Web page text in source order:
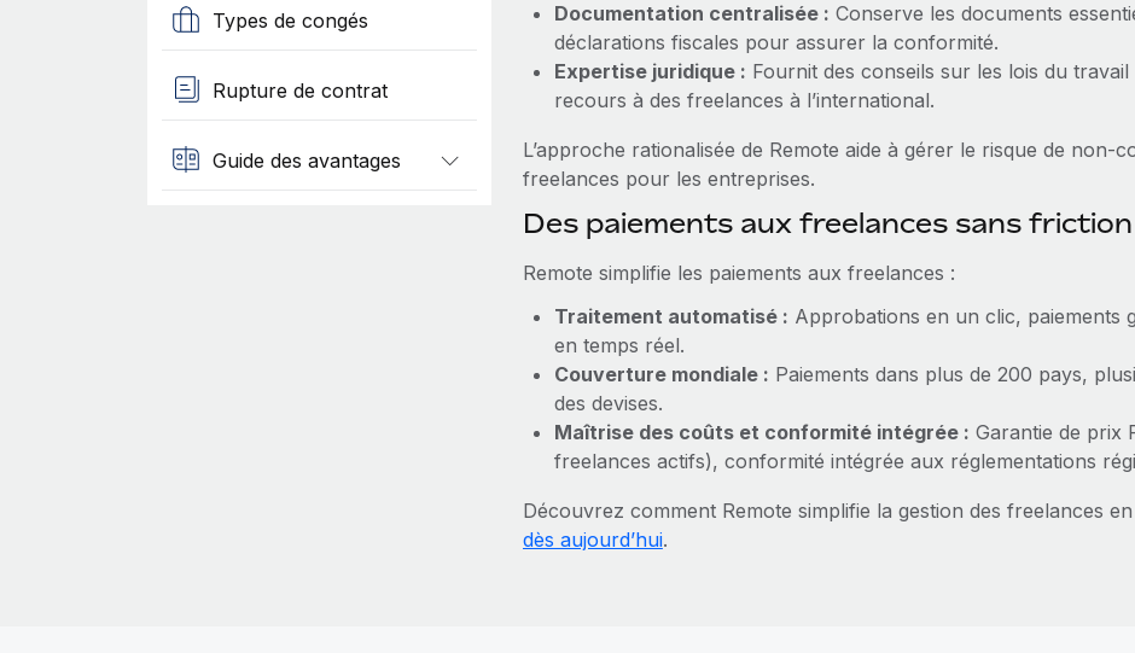
Types de congés
Rupture de contrat
Guide des avantages
Documentation centralisée : Conserve les documents
déclarations fiscales pour assurer la conformité.
Expertise juridique : Fournit des conseils sur les lois du
recours à des freelances à l’international.
L’approche rationalisée de Remote aide à gérer le risque de
freelances pour les entreprises.
Des paiements aux freelances sans
Remote simplifie les paiements aux freelances :
Traitement automatisé : Approbations en un clic, paiements
en temps réel.
Couverture mondiale : Paiements dans plus de 200 pays,
des devises.
Maîtrise des coûts et conformité intégrée : Garantie de prix
freelances actifs), conformité intégrée aux réglementations
Découvrez comment Remote simplifie la gestion des freelances
dès aujourd’hui.